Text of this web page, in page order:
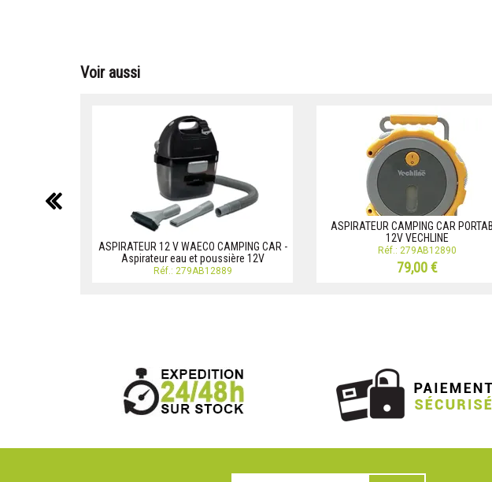
Voir aussi
ASPIRATEUR 12 V WAECO CAMPING CAR -
Aspirateur eau et poussière 12V
Réf.: 279AB12889
ASPIRATEUR CAMPING CAR
12V VECHLINE
Réf.: 279AB12890
79,00 €
précédent